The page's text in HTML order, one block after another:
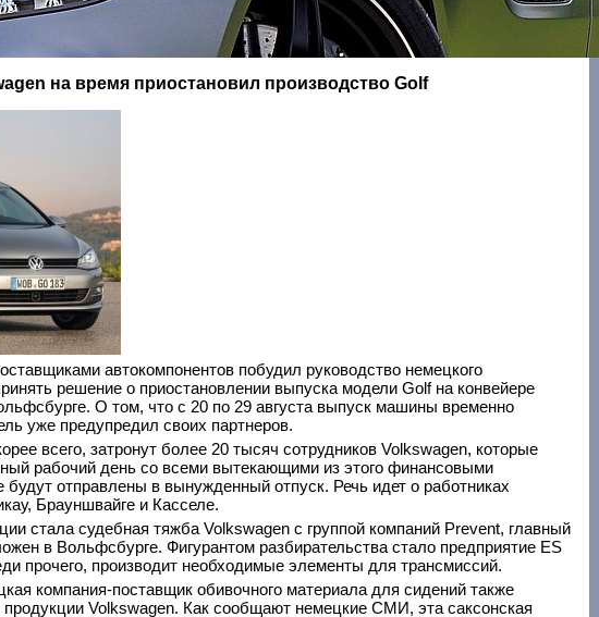
на время приостановил производство Golf
автокомпонентов побудил руководство немецкого
решение о приостановлении выпуска модели Golf на конвейере
О том, что с 20 по 29 августа выпуск машины временно
уже предупредил своих партнеров.
всего, затронут более 20 тысяч сотрудников Volkswagen, которые
рабочий день со всеми вытекающими из этого финансовыми
отправлены в вынужденный отпуск. Речь идет о работниках
Брауншвайге и Касселе.
стала судебная тяжба Volkswagen с группой компаний Prevent, главный
в Вольфсбурге. Фигурантом разбирательства стало предприятие ES
прочего, производит необходимые элементы для трансмиссий.
компания-поставщик обивочного материала для сидений также
продукции Volkswagen. Как сообщают немецкие СМИ, эта саксонская